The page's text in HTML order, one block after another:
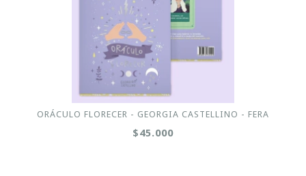
ORÁCULO FLORECER - GEORGIA CASTELLINO - FERA
$45.000